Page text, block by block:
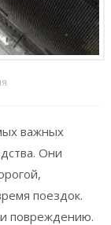
важных
Они
поездок.
повреждению.